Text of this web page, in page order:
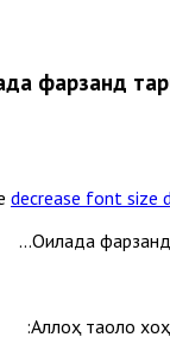
фарзанд
decrease font size
Аллоҳ таоло